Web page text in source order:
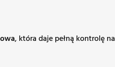
, która daje pełną kontrolę